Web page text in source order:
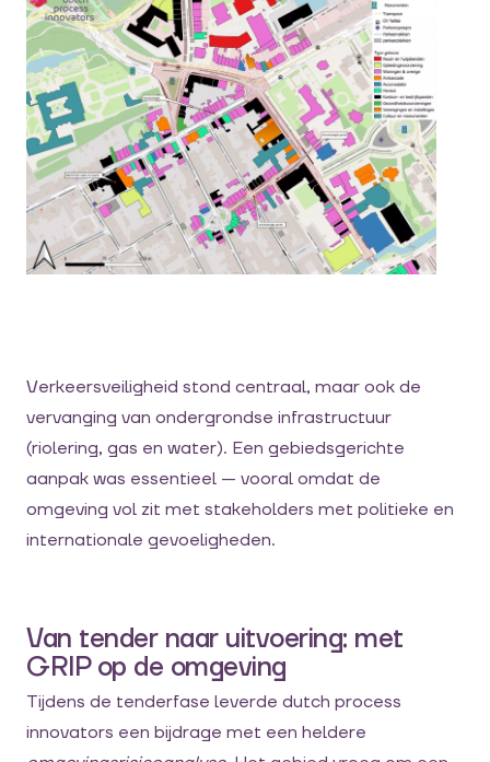
Verkeersveiligheid stond centraal, maar ook de
vervanging van ondergrondse infrastructuur
(riolering, gas en water). Een gebiedsgerichte
aanpak was essentieel — vooral omdat de
omgeving vol zit met stakeholders met politieke en
internationale gevoeligheden.
Van tender naar uitvoering: met
GRIP op de omgeving
Tijdens de tenderfase leverde dutch process
innovators een bijdrage met een heldere